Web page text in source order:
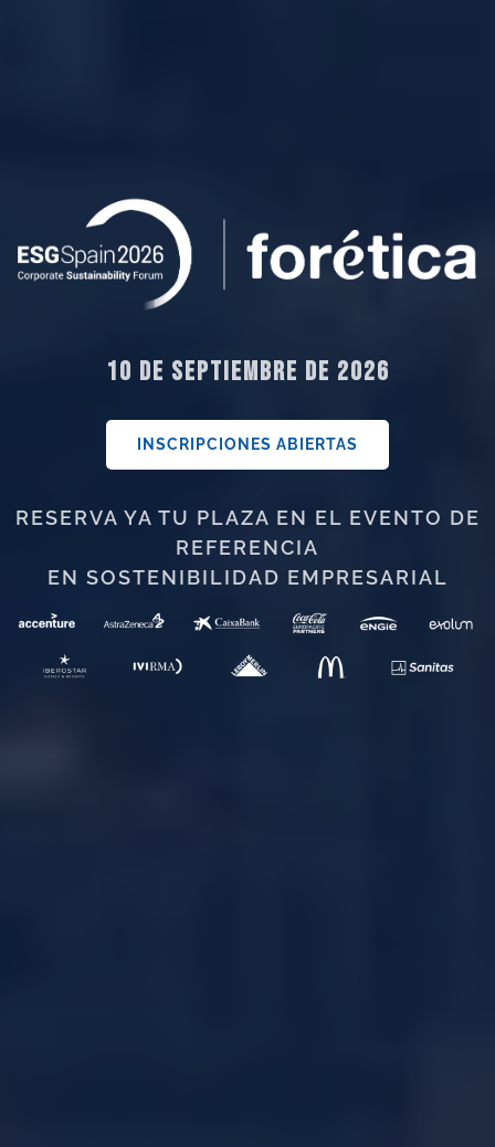
10 DE SEPTIEMBRE DE 2026
INSCRIPCIONES ABIERTAS
RESERVA YA TU PLAZA EN EL EVENTO DE
REFERENCIA
EN SOSTENIBILIDAD EMPRESARIAL